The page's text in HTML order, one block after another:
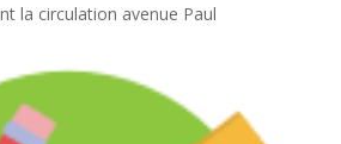
la circulation avenue Paul